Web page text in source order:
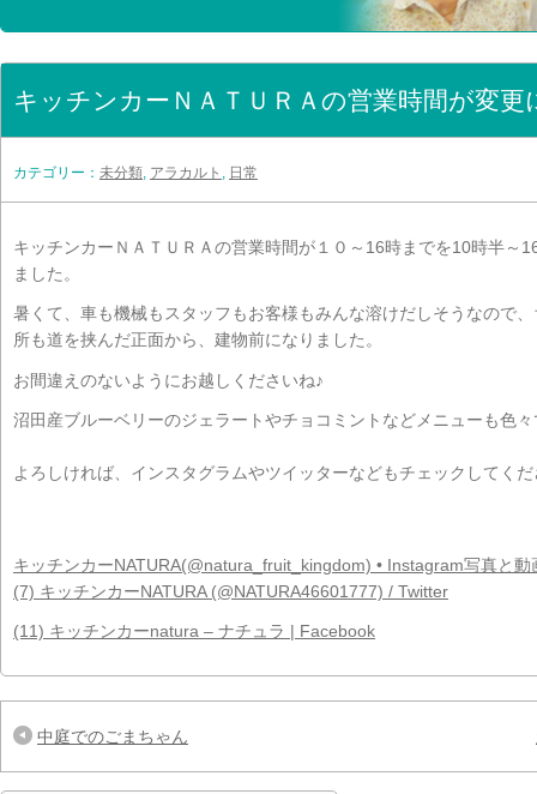
キッチンカーＮＡＴＵＲＡの営業時間が変
カテゴリー： 未分類, アラカルト , 日常
キッチンカーＮＡＴＵＲＡの営業時間が１０～16時までを10時半～
ました。
暑くて、車も機械もスタッフもお客様もみんな溶けだしそうなので
所も道を挟んだ正面から、建物前になりました。
お間違えのないようにお越しくださいね♪
沼田産ブルーベリーのジェラートやチョコミントなどメニューも色
よろしければ、インスタグラムやツイッターなどもチェックしてく
キッチンカーNATURA(@natura_fruit_kingdom) • Instagram写真と動
(7) キッチンカーNATURA (@NATURA46601777) / Twitter
(11) キッチンカーnatura – ナチュラ | Facebook
中庭でのごまちゃん